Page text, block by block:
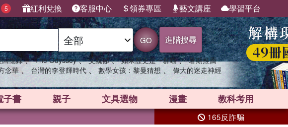
5 紅利兌換 客服中心 領券專區 藝文講座 學習平台
GO 進階搜尋
憶錄 、 The Odyssey 、 父親節 、 如果歷史是一群喵 、 暑期推薦
念華 、 台灣的李登輝時代 、 數學女孩：黎曼猜想 、 偉大的迷走神經
子書 親子 文具選物 漫畫 教科考用
165反詐騙